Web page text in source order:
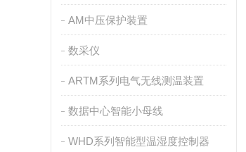
AM中压保护装置
数采仪
ARTM系列电气无线测温装置
数据中心智能小母线
WHD系列智能型温湿度控制器